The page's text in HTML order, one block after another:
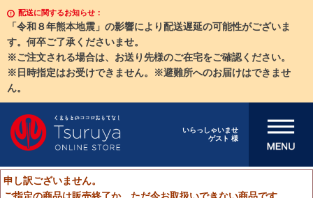
配送に関するお知らせ：
「令和８年熊本地震」の影響により配送遅延の可能性がございま
す。何卒ご了承くださいませ。
※ご注文される場合は、お送り先様のご在宅をご確認ください。
※日時指定はお受けできません。※避難所へのお届けはできませ
ん。
いらっしゃいませ
ゲスト 様
メニューを開
申し訳ございません。